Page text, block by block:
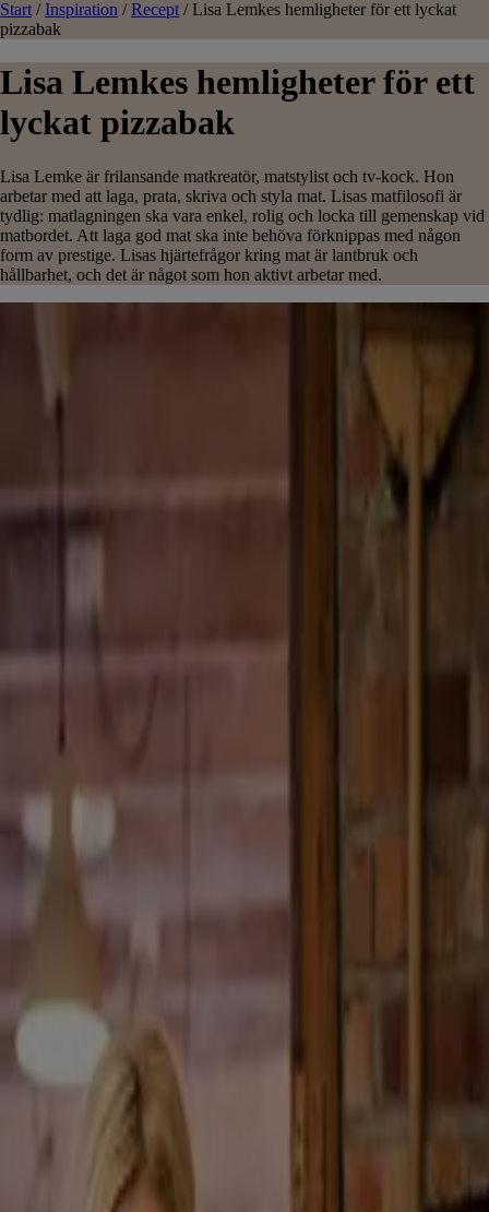
Start / Inspiration / Recept / Lisa Lemkes hemligheter för ett lyckat
pizzabak
Lisa Lemkes hemligheter för ett
lyckat pizzabak
Lisa Lemke är frilansande matkreatör, matstylist och tv-kock. Hon
arbetar med att laga, prata, skriva och styla mat. Lisas matfilosofi är
tydlig: matlagningen ska vara enkel, rolig och locka till gemenskap vid
matbordet. Att laga god mat ska inte behöva förknippas med någon
form av prestige. Lisas hjärtefrågor kring mat är lantbruk och
hållbarhet, och det är något som hon aktivt arbetar med.